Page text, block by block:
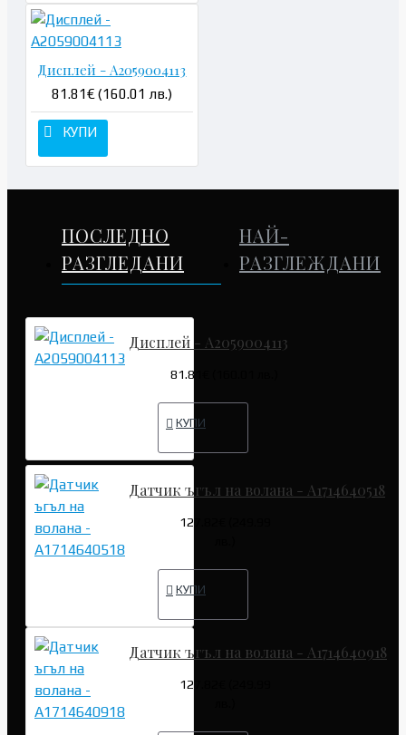
Дисплей - A2059004113
81.81€ (160.01 лв.)
КУПИ
ПОСЛЕДНО
РАЗГЛЕДАНИ
НАЙ-
РАЗГЛЕЖДАНИ
Дисплей - A2059004113
81.81€ (160.01 лв.)
КУПИ
Датчик ъгъл на волана - A1714640518
127.82€ (249.99
КУПИ
Датчик ъгъл на волана - A1714640918
127.82€ (249.99